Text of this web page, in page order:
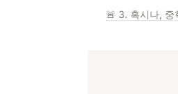
🚨 3. 혹시나, 중